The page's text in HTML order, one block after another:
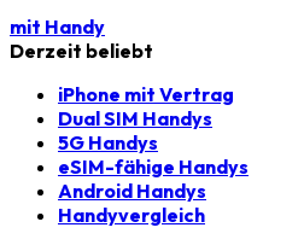
mit Handy
Derzeit beliebt
iPhone mit Vertrag
Dual SIM Handys
5G Handys
eSIM-fähige Handys
Android Handys
Handyvergleich